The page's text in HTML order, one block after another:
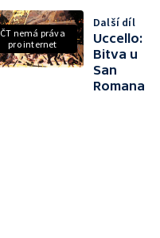
ČT nemá práva
pro internet
Další díl
Uccello:
Bitva u
San
Romana